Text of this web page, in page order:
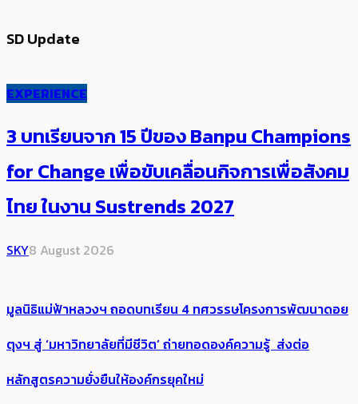
SD Update
EXPERIENCE
3 บทเรียนจาก 15 ปีของ Banpu Champions
for Change เพื่อขับเคลื่อนกิจการเพื่อสังคม
ไทย ในงาน Sustrends 2027
SKY8 August 2026
มูลนิธิแม่ฟ้าหลวงฯ ถอดบทเรียน 4 ทศวรรษโครงการพัฒนาดอย
ตุงฯ สู่ ‘มหาวิทยาลัยที่มีชีวิต’ ถ่ายทอดองค์ความรู้ ส่งต่อ
หลักสูตรความยั่งยืนให้องค์กรยุคใหม่